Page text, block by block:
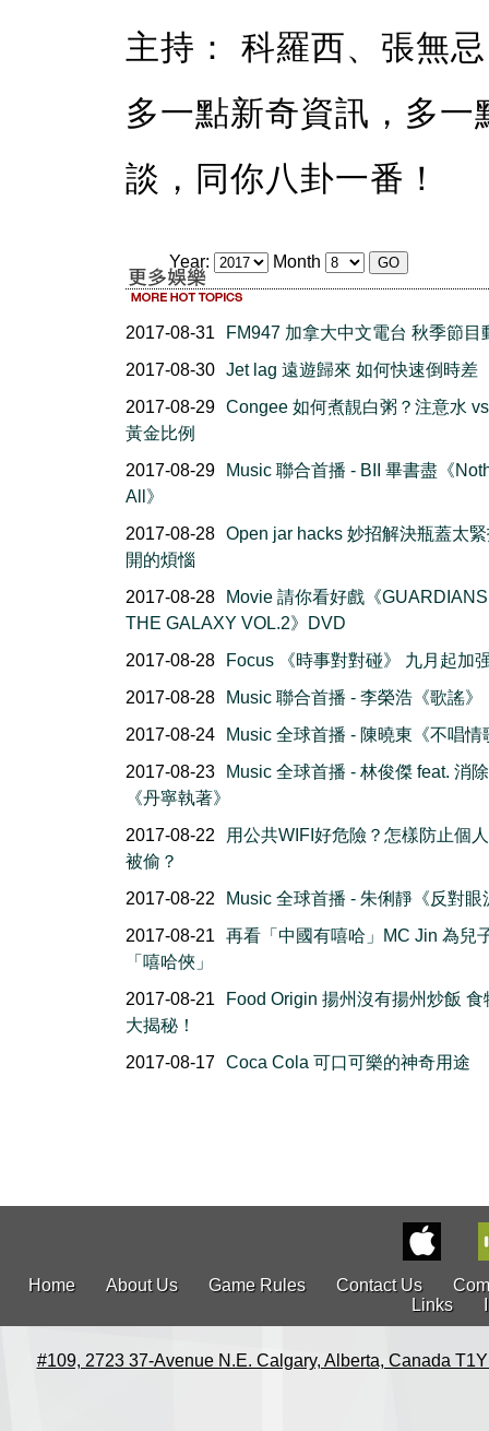
主持： 科羅西、張無忌
多一點新奇資訊，多
談，同你八卦一番！
Year: Month
2017-08-31
FM947 加拿大中文電台 秋季節目
2017-08-30 Jet lag 遠遊歸來 如何快速倒時差
2017-08-29 Congee 如何煮靚白粥？注意水
黃金比例
2017-08-29
Music 聯合首播 - BII 畢書盡《
All》
2017-08-28 Open jar hacks 妙招解決瓶蓋太
開的煩惱
2017-08-28
Movie 請你看好戲《
THE GALAXY VOL.2》DVD
2017-08-28
Focus 《時事對對碰》 九月起加
2017-08-28
Music 聯合首播 - 李榮浩《歌謠》
2017-08-24
Music 全球首播 - 陳曉東《不唱情
2017-08-23
Music 全球首播 - 林俊傑 feat. 消
《丹寧執著》
2017-08-22
用公共WIFI好危險？怎樣防止個
被偷？
2017-08-22
Music 全球首播 - 朱俐靜《反對眼
2017-08-21
再看「中國有嘻哈」MC Jin 為兒
「嘻哈俠」
2017-08-21
Food Origin 揚州沒有揚州炒飯 食
大揭秘！
2017-08-17 Coca Cola 可口可樂的神奇用途
Home About Us Game Rules Contact Us
Links
#109, 2723 37-Avenue N.E. Calgary, Alberta, Canada